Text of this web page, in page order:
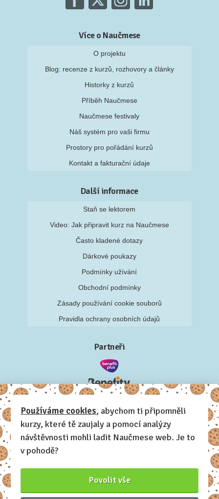
Více o Naučmese
O projektu
Blog: recenze z kurzů, rozhovory a články
Historky z kurzů
Příběh Naučmese
Naučmese festivaly
Náš systém pro vaši firmu
Prostory pro pořádání kurzů
Kontakt a fakturační údaje
Další informace
Staň se lektorem
Video: Jak připravit kurz na Naučmese
Často kladené dotazy
Dárkové poukazy
Podmínky užívání
Obchodní podmínky
Zásady používání cookie souborů
Pravidla ochrany osobních údajů
Partneři
Používáme cookies, abychom ti připomněli
kurzy, které tě zaujaly a pomocí analýzy
návštěvnosti mohli ladit Naučmese web. Je to
v pohodě?
Povolit vše